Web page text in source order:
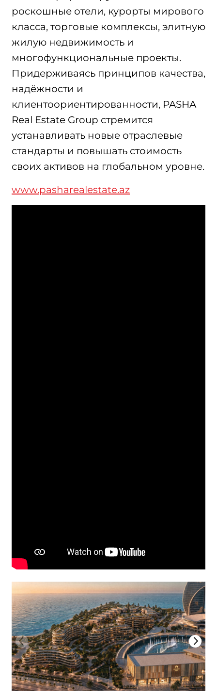
роскошные отели, курорты мирового
класса, торговые комплексы, элитную
жилую недвижимость и
многофункциональные проекты.
Придерживаясь принципов качества,
надёжности и
клиентоориентированности, PASHA
Real Estate Group стремится
устанавливать новые отраслевые
стандарты и повышать стоимость
своих активов на глобальном уровне.
www.pasharealestate.az